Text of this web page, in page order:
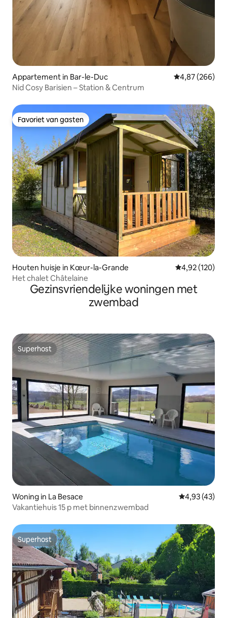
Appartement in Bar-le-Duc Gemiddelde
4,87 (266)
Nid Cosy Barisien – Station & Centrum
Favoriet van gasten
Favoriet van gasten
Houten huisje in Kœur-la-Grande Gemiddelde
4,92 (120)
Het chalet Châtelaine
Gezinsvriendelijke woningen met
zwembad
Superhost
Superhost
Woning in La Besace Gemiddelde
4,93 (43)
Vakantiehuis 15 p met binnenzwembad
Superhost
Superhost